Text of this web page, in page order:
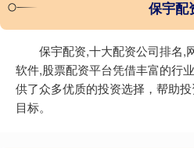
保宇配
保宇配资,十大配资公司排名,
软件,股票配资平台凭借丰富的行
供了众多优质的投资选择，帮助
目标。